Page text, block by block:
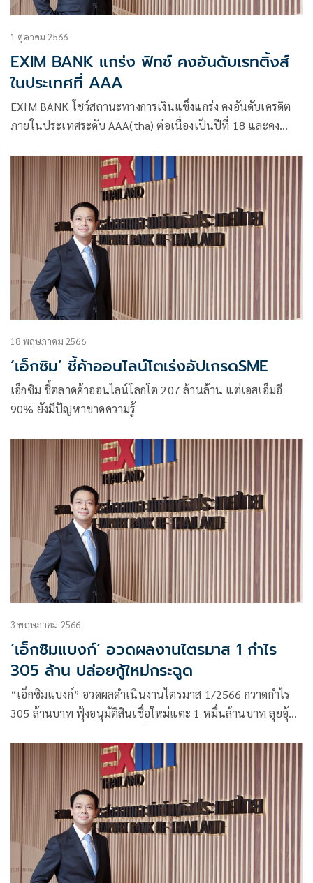
1 ตุลาคม 2566
EXIM BANK แกร่ง ฟิทช์ คงอันดับเรทติ้งส์
ในประเทศที่ AAA
EXIM BANK โชว์สถานะทางการเงินแข็งแกร่ง คงอันดับเครดิต
ภายในประเทศระดับ AAA(tha) ต่อเนื่องเป็นปีที่ 18 และคง
เท่ากับประเทศไทย ต่อเนื่องเป็นปีที่ 11
18 พฤษภาคม 2566
‘เอ็กซิม’ ชี้ค้าออนไลน์โตเร่งอัปเกรดSME
เอ็กซิม ชี้ตลาดค้าออนไลน์โลกโต 207 ล้านล้าน แต่เอสเอ็มอี
90% ยังมีปัญหาขาดความรู้
3 พฤษภาคม 2566
‘เอ็กซิมแบงก์’ อวดผลงานไตรมาส 1 กำไร
305 ล้าน ปล่อยกู้ใหม่กระฉูด
“เอ็กซิมแบงก์” อวดผลดำเนินงานไตรมาส 1/2566 กวาดกำไร
305 ล้านบาท ฟุ้งอนุมัติสินเชื่อใหม่แตะ 1 หมื่นล้านบาท ลุยอุ้ม